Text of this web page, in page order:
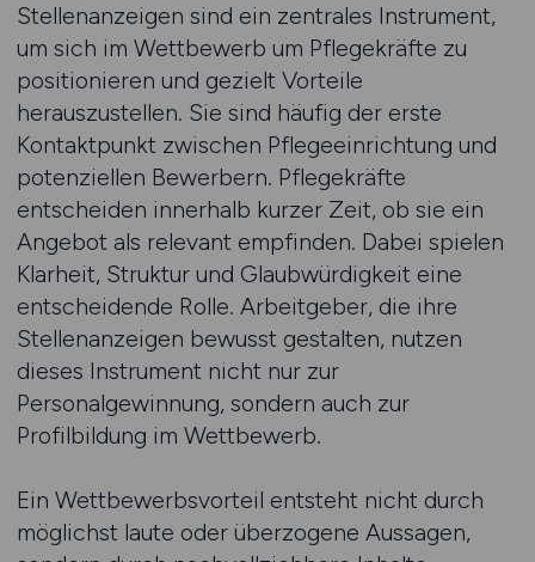
Stellenanzeigen sind ein zentrales Instrument,
um sich im Wettbewerb um Pflegekräfte zu
positionieren und gezielt Vorteile
herauszustellen. Sie sind häufig der erste
Kontaktpunkt zwischen Pflegeeinrichtung und
potenziellen Bewerbern. Pflegekräfte
entscheiden innerhalb kurzer Zeit, ob sie ein
Angebot als relevant empfinden. Dabei spielen
Klarheit, Struktur und Glaubwürdigkeit eine
entscheidende Rolle. Arbeitgeber, die ihre
Stellenanzeigen bewusst gestalten, nutzen
dieses Instrument nicht nur zur
Personalgewinnung, sondern auch zur
Profilbildung im Wettbewerb.
Ein Wettbewerbsvorteil entsteht nicht durch
möglichst laute oder überzogene Aussagen,